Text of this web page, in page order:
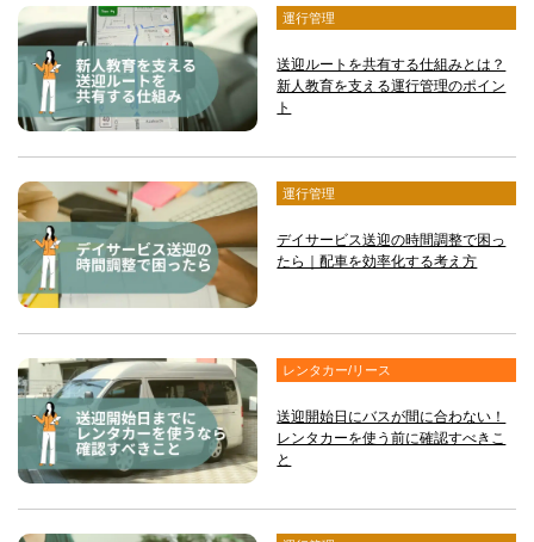
運行管理
送迎ルートを共有する仕組みとは？
新人教育を支える運行管理のポイン
ト
運行管理
デイサービス送迎の時間調整で困っ
たら｜配車を効率化する考え方
レンタカー/リース
送迎開始日にバスが間に合わない！
レンタカーを使う前に確認すべきこ
と